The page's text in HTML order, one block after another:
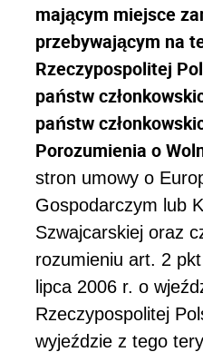
mającym miejsce
przebywającym na
Rzeczypospolitej
państw
państw
Porozumienia o
stron umowy o
Gospodarczym lub
Szwajcarskiej oraz
rozumieniu art. 2
lipca 2006 r. o
Rzeczypospolitej
wyjeździe z tego